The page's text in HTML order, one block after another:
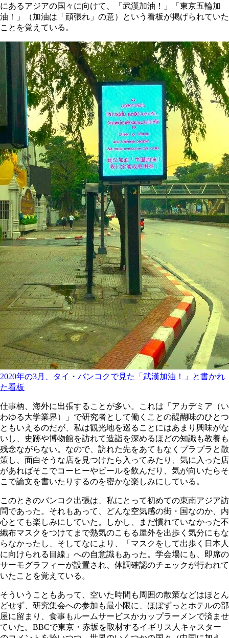
にあるアジアの国々に向けて、「武漢加油！」「東京五輪加
油！」（加油は「頑張れ」の意）という看板が掲げられていた
ことを覚えている。
2020年の3月、タイ・バンコクで見た「武漢加油！」と書かれ
た看板
仕事柄、海外に出張することが多い。これは「アカデミア（い
わゆる大学業界）」で研究者として働くことの醍醐味のひとつ
ともいえるのだが、私は観光地を巡ることにはあまり興味がな
いし、史跡や博物館を訪れて造詣を深めるほどの知識も教養も
残念ながらない。なので、訪れた先をあてもなくプラプラと散
策し、面白そうな店を見つけたら入ってみたり、気に入った店
があればそこでコーヒーやビールを飲んだり、気が向いたらそ
こで論文を書いたりするのを密かな楽しみにしている。
このときのバンコク出張は、私にとって初めての東南アジア訪
問であった。それもあって、どんな空気感の街・国なのか、内
心とても楽しみにしていた。しかし、まだ慣れていなかった不
織布マスクをつけてまで熱気のこもる屋外を出歩く気分にもな
らなかったし、そしてなにより、「マスクをして出歩く日本人
に向けられる目線」への自意識もあった。学会場にも、即席の
サーモグラフィーが設置され、体調確認のチェックが行われて
いたことを覚えている。
そういうこともあって、空いた時間も周囲の散策などはほとん
どせず、研究集会への参加も最小限に、ほぼずっとホテルの部
屋に留まり、食事もルームサービスかカップラーメンで済ませ
ていた。BBCで東京・赤坂を取材するイギリス人キャスター